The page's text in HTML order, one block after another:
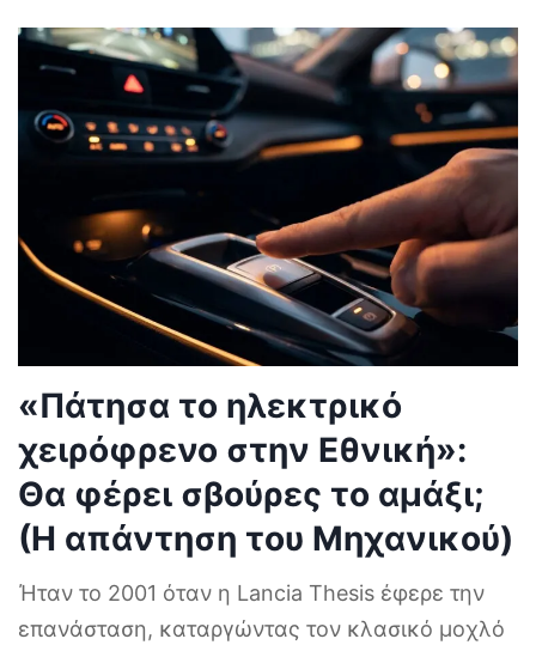
«Πάτησα το ηλεκτρικό
χειρόφρενο στην Εθνική»:
Θα φέρει σβούρες το αμάξι;
(Η απάντηση του Μηχανικού)
Ήταν το 2001 όταν η Lancia Thesis έφερε την
επανάσταση, καταργώντας τον κλασικό μοχλό